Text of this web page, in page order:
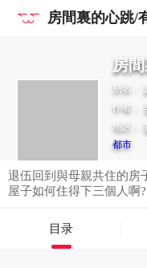
房間裏的心跳/
房
别名：
作者：
地区：
都市
退伍回到與母親共住的房
屋子如何住得下三個人啊?
目录